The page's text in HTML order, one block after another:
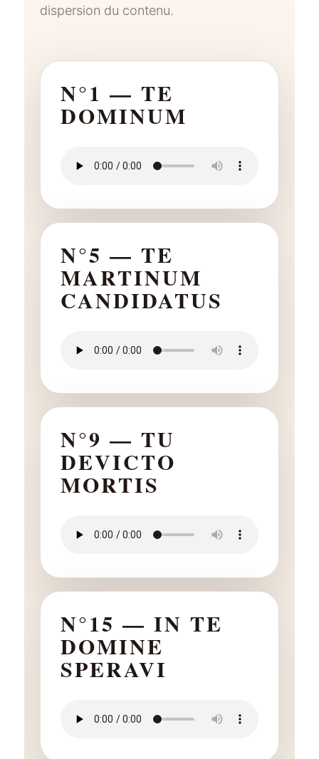
dispersion du contenu.
N°1 — TE
DOMINUM
N°5 — TE
MARTINUM
CANDIDATUS
N°9 — TU
DEVICTO
MORTIS
N°15 — IN TE
DOMINE
SPERAVI